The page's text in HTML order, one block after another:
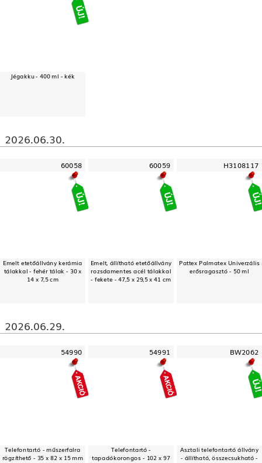
Jégakku - 400 ml - kék
2026.06.30.
60058
Emelt etetőállvány kerámia
tálakkal - fehér tálak - 30 x
14 x 7,5 cm
60059
Emelt, állítható etetőállvány
rozsdamentes acél tálakkal
- fekete - 47,5 x 29,5 x 41 cm
H3108117
Pattex Palmatex Univerzális
erősragasztó - 50 ml
2026.06.29.
54990
Telefontartó - műszerfalra
rögzíthető - 35 x 82 x 15 mm
54991
Telefontartó -
tapadókorongos - 102 x 97
BW2062
Asztali telefontartó állvány
- állítható, összecsukható -